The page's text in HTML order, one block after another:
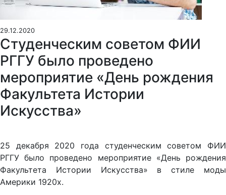
29.12.2020
Студенческим советом ФИИ
РГГУ было проведено
мероприятие «День рождения
Факультета Истории
Искусства»
25 декабря 2020 года студенческим советом ФИИ
РГГУ было проведено мероприятие «День рождения
Факультета Истории Искусства» в стиле моды
Америки 1920х.